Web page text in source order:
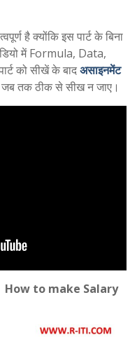
है क्योंकि इस पार्ट के बिना
में Formula, Data,
को सीखें के बादअसाइनमेंट
तक ठीक से सीख न जाए।
How to make Salary